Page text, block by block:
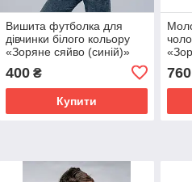
Вишита футболка для
дівчинки білого кольору
«Зоряне сяйво (синій)»
400₴
Купити
760